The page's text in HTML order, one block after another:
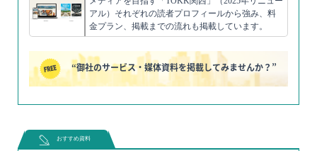
アル）それぞれの読者プロフィールから強み、料
金プラン、掲載までの流れも掲載しています。
“御社のサービス・媒体資料を掲載してみませんか？”
おすすめ資料